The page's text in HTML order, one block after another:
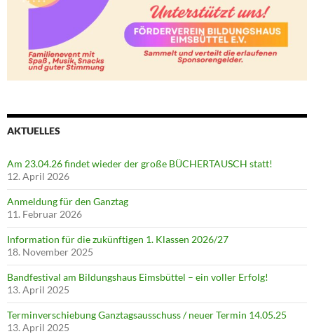
AKTUELLES
Am 23.04.26 findet wieder der große BÜCHERTAUSCH statt!
12. April 2026
Anmeldung für den Ganztag
11. Februar 2026
Information für die zukünftigen 1. Klassen 2026/27
18. November 2025
Bandfestival am Bildungshaus Eimsbüttel – ein voller Erfolg!
13. April 2025
Terminverschiebung Ganztagsausschuss / neuer Termin 14.05.25
13. April 2025